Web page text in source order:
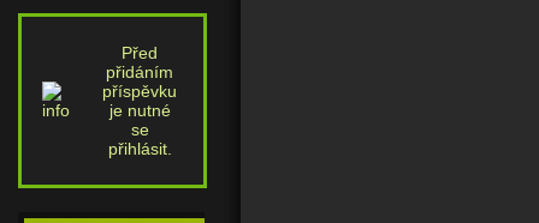
Před
přidáním
příspěvku
je nutné
se
přihlásit.